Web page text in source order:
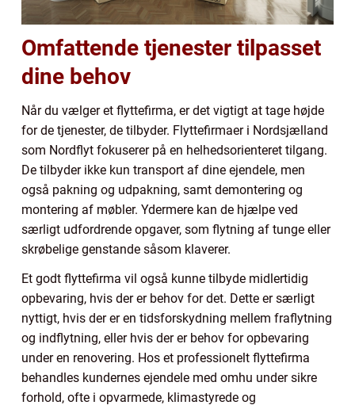
Omfattende tjenester tilpasset
dine behov
Når du vælger et flyttefirma, er det vigtigt at tage højde
for de tjenester, de tilbyder. Flyttefirmaer i Nordsjælland
som Nordflyt fokuserer på en helhedsorienteret tilgang.
De tilbyder ikke kun transport af dine ejendele, men
også pakning og udpakning, samt demontering og
montering af møbler. Ydermere kan de hjælpe ved
særligt udfordrende opgaver, som flytning af tunge eller
skrøbelige genstande såsom klaverer.
Et godt flyttefirma vil også kunne tilbyde midlertidig
opbevaring, hvis der er behov for det. Dette er særligt
nyttigt, hvis der er en tidsforskydning mellem fraflytning
og indflytning, eller hvis der er behov for opbevaring
under en renovering. Hos et professionelt flyttefirma
behandles kundernes ejendele med omhu under sikre
forhold, ofte i opvarmede, klimastyrede og